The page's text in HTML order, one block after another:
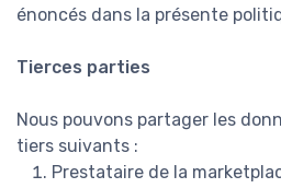
énoncés dans la présente
Tierces parties
Nous pouvons partager les
tiers suivants :
Prestataire de la